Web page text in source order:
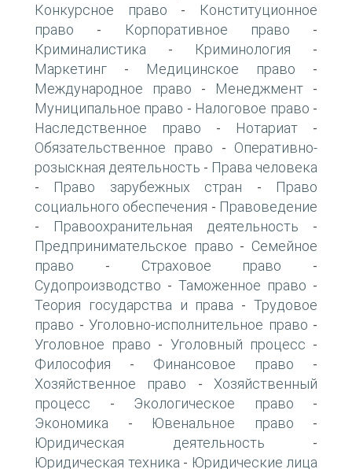
Конкурсное право -
Конституционное
право - Корпоративное право -
Криминалистика - Криминология -
Маркетинг - Медицинское право -
Международное право - Менеджмент -
Муниципальное право - Налоговое право -
Наследственное право - Нотариат -
Обязательственное право - Оперативно-
розыскная деятельность - Права человека
- Право зарубежных стран -
Право
социального обеспечения - Правоведение
- Правоохранительная деятельность -
Предпринимательское право - Семейное
право - Страховое право -
Судопроизводство - Таможенное право -
Теория государства и права -Трудовое
право - Уголовно-исполнительное право -
Уголовное право - Уголовный процесс -
Философия - Финансовое право -
Хозяйственное право - Хозяйственный
процесс - Экологическое право -
Экономика - Ювенальное право -
Юридическая деятельность -
Юридическая техника - Юридические лица